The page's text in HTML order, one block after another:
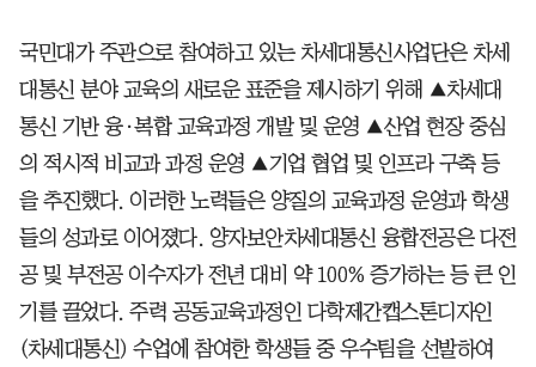
국민대가 주관으로 참여하고 있는 차세대통신사업단은 차세
대통신 분야 교육의 새로운 표준을 제시하기 위해 ▲차세대
통신 기반 융·복합 교육과정 개발 및 운영 ▲산업 현장 중심
의 적시적 비교과 과정 운영 ▲기업 협업 및 인프라 구축 등
을 추진했다. 이러한 노력들은 양질의 교육과정 운영과 학생
들의 성과로 이어졌다. 양자보안차세대통신 융합전공은 다전
공 및 부전공 이수자가 전년 대비 약 100% 증가하는 등 큰 인
기를 끌었다. 주력 공동교육과정인 다학제간캡스톤디자인
(차세대통신) 수업에 참여한 학생들 중 우수팀을 선발하여